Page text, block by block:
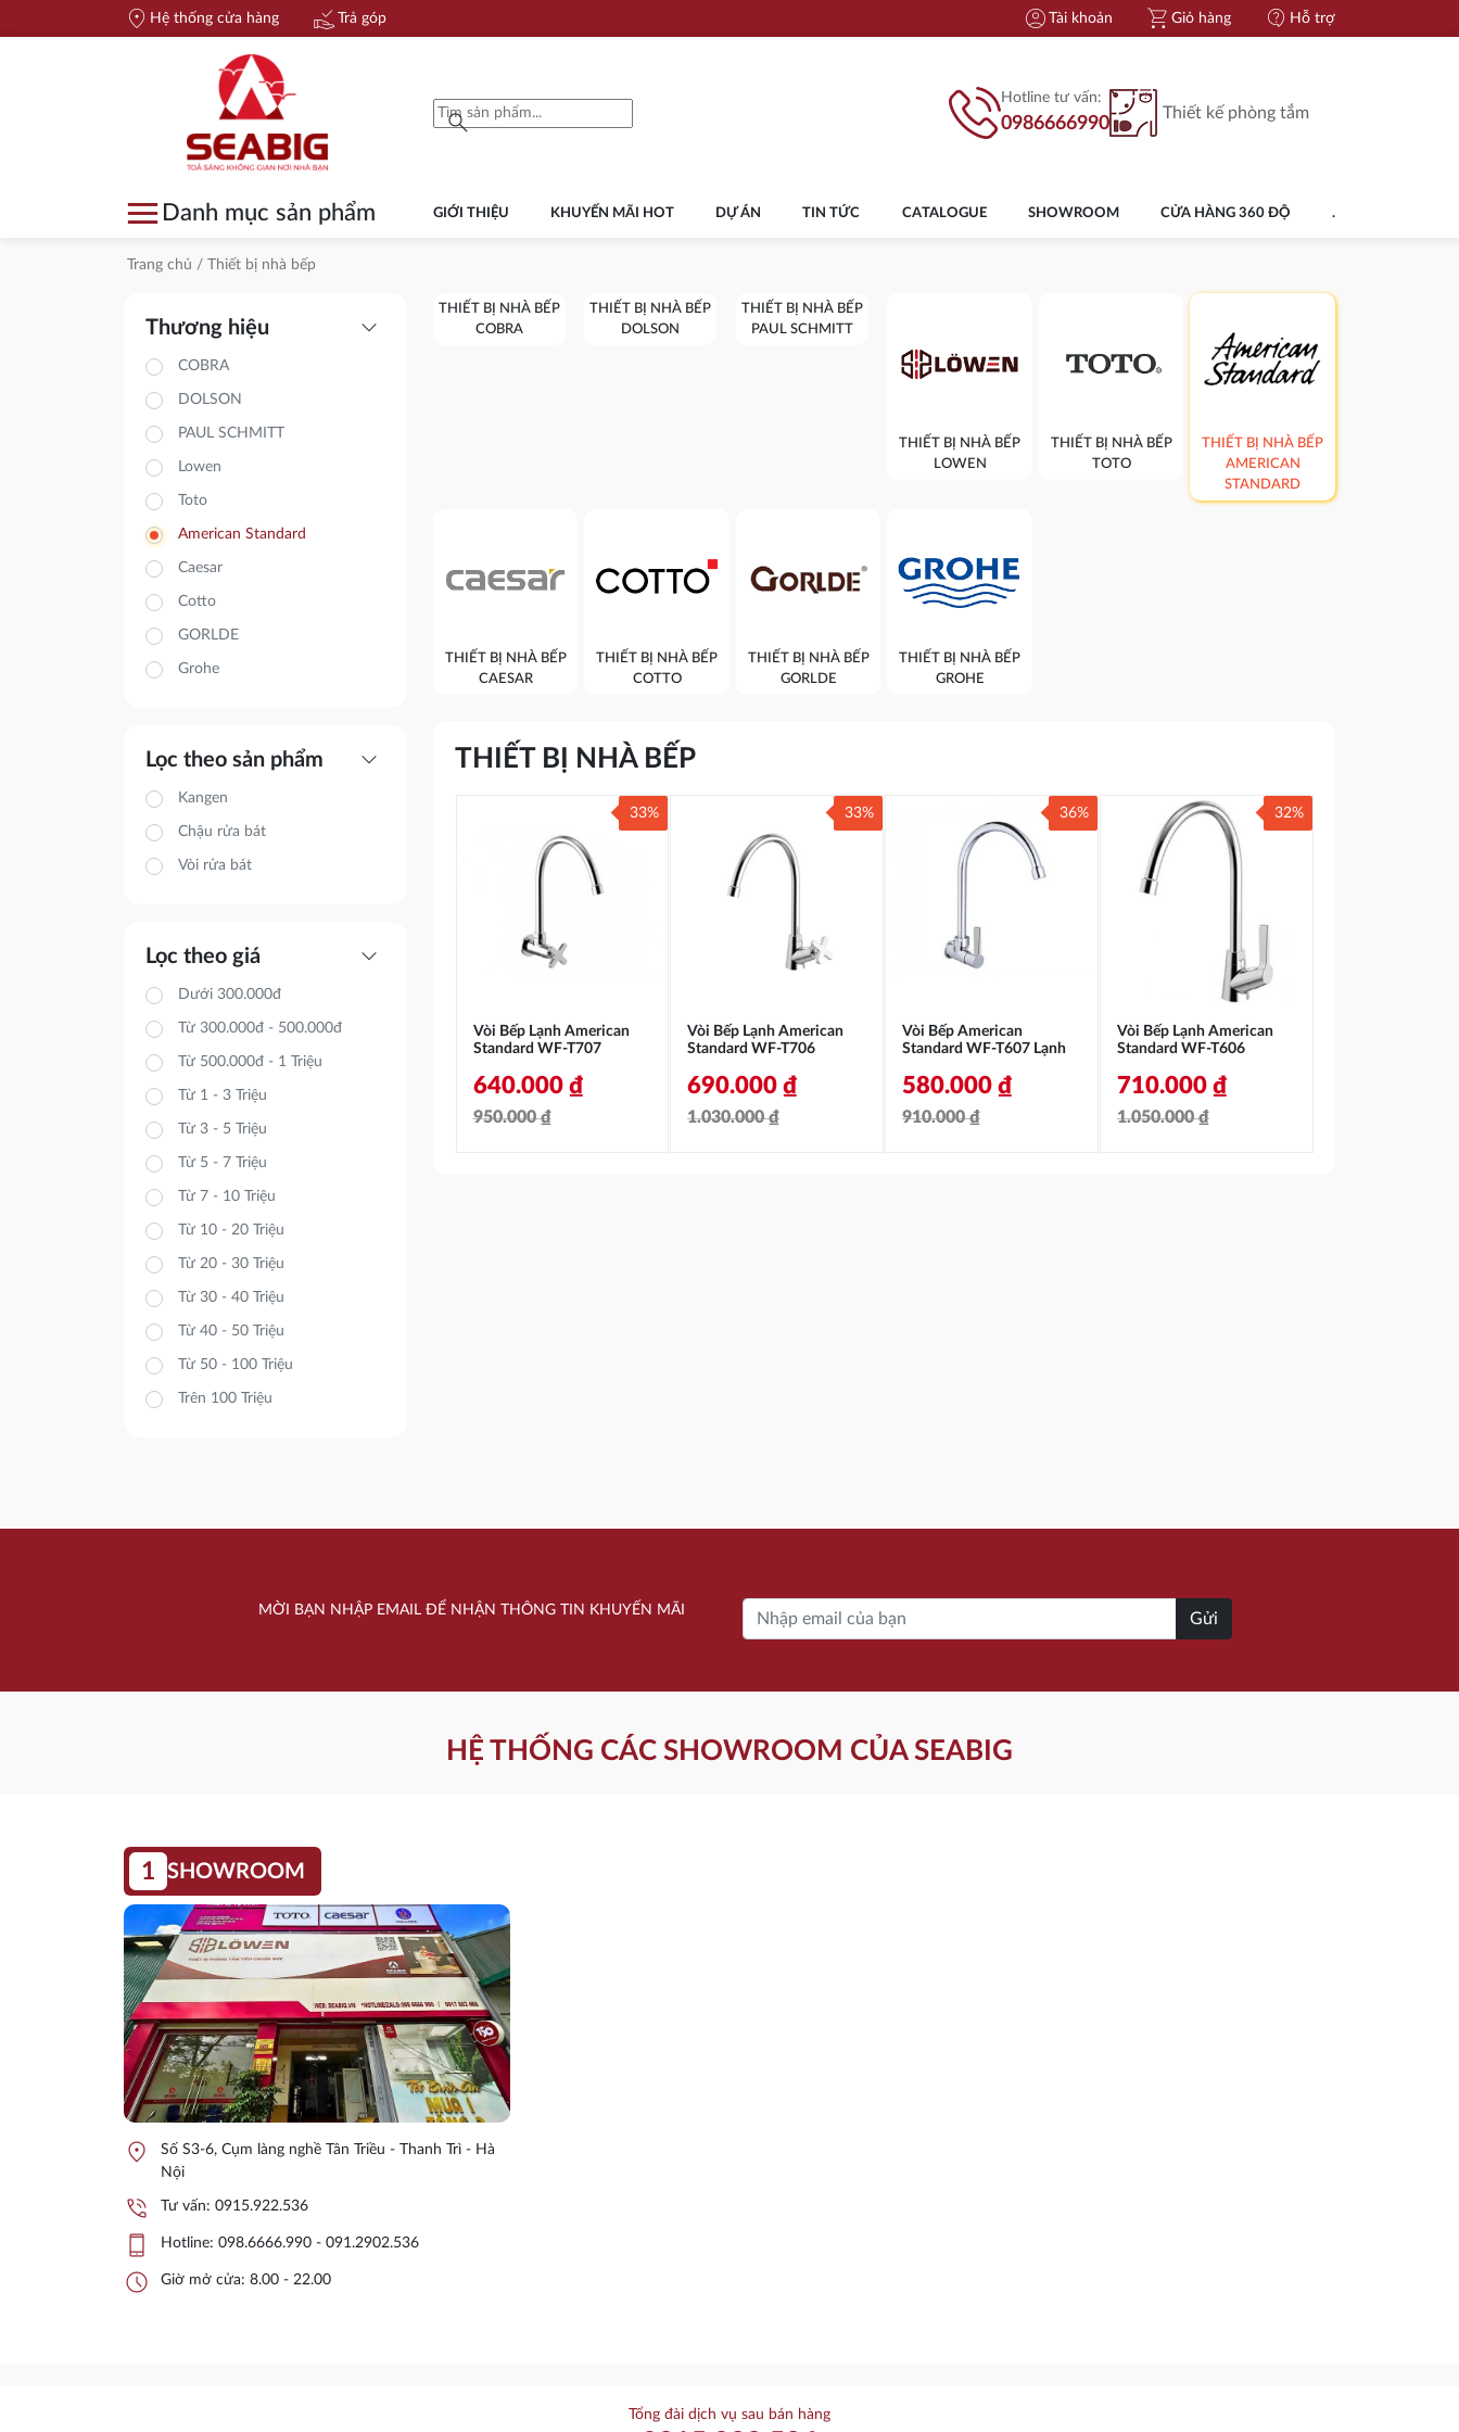
location_on Hệ thống cửa hàng approval_delegation Trả góp account_circle Tài khoản shopping_cart Giỏ hàng contact_support Hỗ trợ
search
Hotline tư vấn:
0986666990
Thiết kế phòng tắm
menu Danh mục sản phẩm GIỚI THIỆU KHUYẾN MÃI HOT DỰ ÁN TIN TỨC CATALOGUE SHOWROOM CỬA HÀNG 360 ĐỘ .
Trang chủ / Thiết bị nhà bếp
Thương hiệu expand_more
COBRA
DOLSON
PAUL SCHMITT
Lowen
Toto
American Standard
Caesar
Cotto
GORLDE
Grohe
Lọc theo sản phẩm expand_more
Kangen
Chậu rửa bát
Vòi rửa bát
Lọc theo giá expand_more
Dưới 300.000đ
Từ 300.000đ - 500.000đ
Từ 500.000đ - 1 Triệu
Từ 1 - 3 Triệu
Từ 3 - 5 Triệu
Từ 5 - 7 Triệu
Từ 7 - 10 Triệu
Từ 10 - 20 Triệu
Từ 20 - 30 Triệu
Từ 30 - 40 Triệu
Từ 40 - 50 Triệu
Từ 50 - 100 Triệu
Trên 100 Triệu
THIẾT BỊ NHÀ BẾP
COBRA
THIẾT BỊ NHÀ BẾP
DOLSON
THIẾT BỊ NHÀ BẾP
PAUL SCHMITT
THIẾT BỊ NHÀ BẾP
LOWEN
THIẾT BỊ NHÀ BẾP
TOTO
THIẾT BỊ NHÀ BẾP
AMERICAN
STANDARD
THIẾT BỊ NHÀ BẾP
CAESAR
THIẾT BỊ NHÀ BẾP
COTTO
THIẾT BỊ NHÀ BẾP
GORLDE
THIẾT BỊ NHÀ BẾP
GROHE
THIẾT BỊ NHÀ BẾP
Vòi Bếp Lạnh American
Standard WF-T707
950.000₫
640.000 ₫
33%
Vòi Bếp Lạnh American
Standard WF-T706
1.030.000₫
690.000₫
33%
Vòi Bếp American
Standard WF-T607 Lạnh
910.000₫
580.000 ₫
36%
Vòi Bếp Lạnh American
Standard WF-T606
1.050.000₫
710.000 ₫
32%
MỜI BẠN NHẬP EMAIL ĐỂ NHẬN THÔNG TIN KHUYẾN MÃI
Gửi
HỆ THỐNG CÁC SHOWROOM CỦA SEABIG
1 SHOWROOM
location_on
Số S3-6, Cụm làng nghề Tân Triều - Thanh Trì - Hà
Nội
phone_in_talk Tư vấn: 0915.922.536
phone_iphone Hotline: 098.6666.990 - 091.2902.536
schedule Giờ mở cửa: 8.00 - 22.00
Tổng đài dịch vụ sau bán hàng